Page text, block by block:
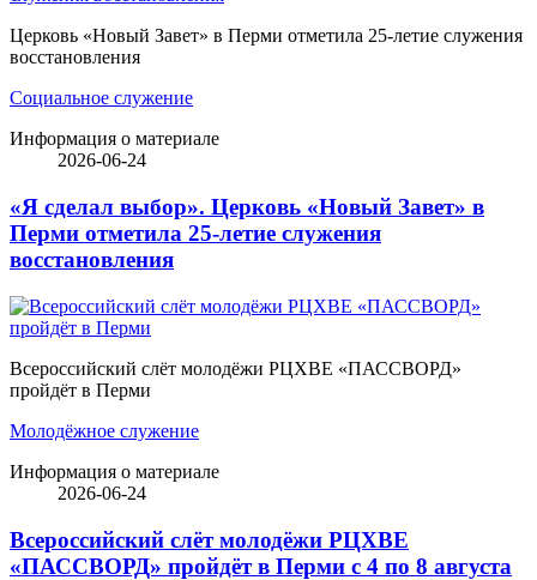
Церковь «Новый Завет» в Перми отметила 25-летие служения
восстановления
Социальное служение
Информация о материале
2026-06-24
«Я сделал выбор». Церковь «Новый Завет» в
Перми отметила 25-летие служения
восстановления
Всероссийский слёт молодёжи РЦХВЕ «ПАССВОРД»
пройдёт в Перми
Молодёжное служение
Информация о материале
2026-06-24
Всероссийский слёт молодёжи РЦХВЕ
«ПАССВОРД» пройдёт в Перми с 4 по 8 августа